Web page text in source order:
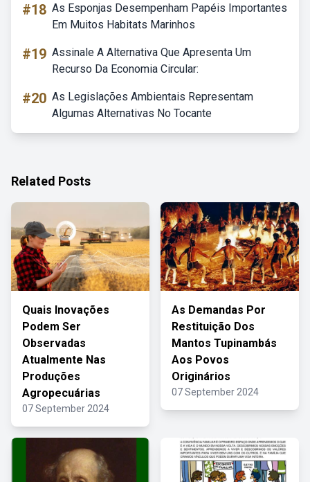
#18 As Esponjas Desempenham Papéis Importantes
Em Muitos Habitats Marinhos
#19 Assinale A Alternativa Que Apresenta Um
Recurso Da Economia Circular:
#20 As Legislações Ambientais Representam
Algumas Alternativas No Tocante
Related Posts
Quais Inovações
Podem Ser
Observadas
Atualmente Nas
Produções
Agropecuárias
07 September 2024
As Demandas Por
Restituição Dos
Mantos Tupinambás
Aos Povos
Originários
07 September 2024